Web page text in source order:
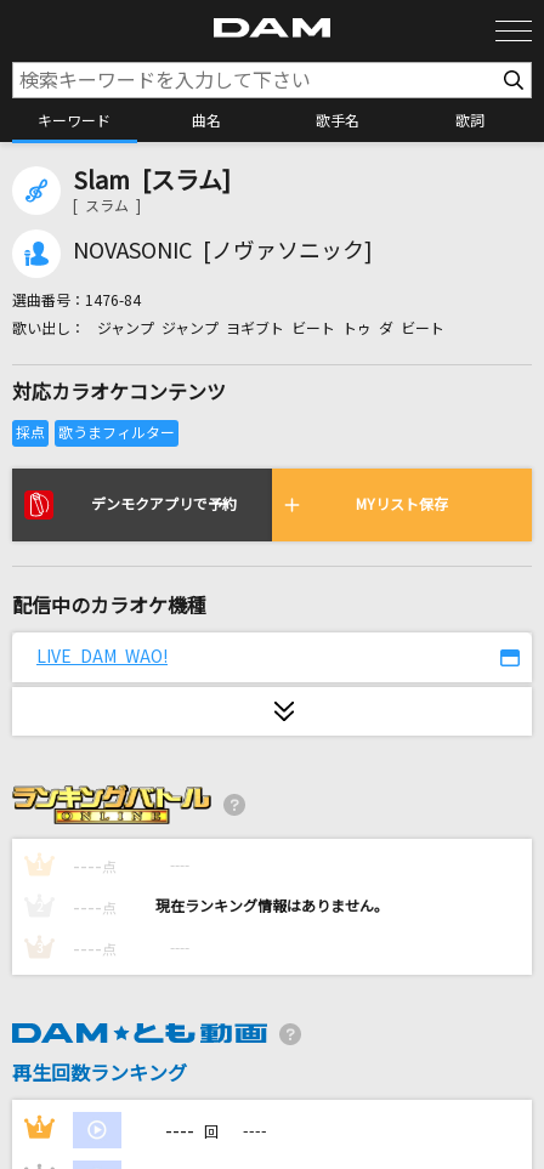
キーワード 曲名 歌手名 歌詞
カラオケ検索
カラオケ店舗検索
リアルタイムで歌われている曲の一覧
センセーション
愛をこめて花束を
夜に駆ける
YOASOBI
SPYAIR
ゆず
あの娘とスキャンダル
チェッカーズ
Slam [スラム]
[ スラム ]
NOVASONIC [ノヴァソニック]
選曲番号： 1476-84
ジャンプ ジャンプ ヨギブト ビート トゥ ダ ビート
対応カラオケコンテンツ
デンモクアプリで予約 MYリスト保存
配信中のカラオケ機種
LIVE DAM WAO!
1 ---- 点 ----
---- 点 ----
3 ---- 点 ----
再生回数ランキング
1 ---- 回 ----